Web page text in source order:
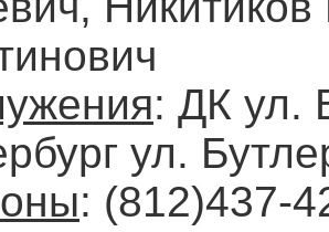
: ДК ул.
ул.
: (812)437-